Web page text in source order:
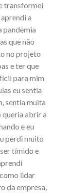
transformei
a
pandemia
que não
no projeto
e ter que
para mim
eu sentia
sentia muita
queria abrir a
e eu
perdi muito
tímido e
lidar
da empresa,